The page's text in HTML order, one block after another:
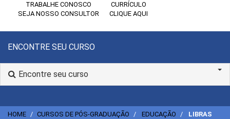
TRABALHE CONOSCO
SEJA NOSSO CONSULTOR
CURRÍCULO
CLIQUE AQUI
ENCONTRE SEU CURSO
Encontre seu curso
HOME CURSOS DE PÓS-GRADUAÇÃO EDUCAÇÃO LIBRAS